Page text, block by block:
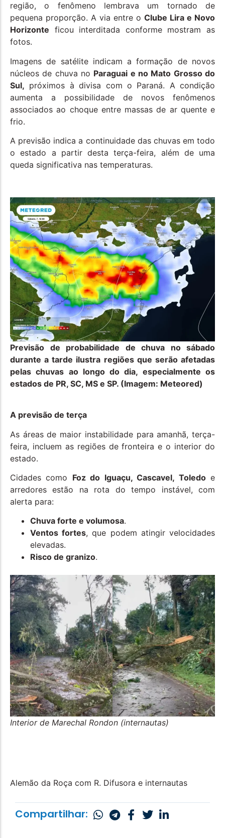
região, o fenômeno lembrava um tornado de
pequena proporção. A via entre o Clube Lira e Novo
Horizonte ficou interditada conforme mostram as
fotos.
Imagens de satélite indicam a formação de novos
núcleos de chuva no Paraguai e no Mato Grosso do
Sul, próximos à divisa com o Paraná. A condição
aumenta a possibilidade de novos fenômenos
associados ao choque entre massas de ar quente e
frio.
A previsão indica a continuidade das chuvas em todo
o estado a partir desta terça-feira, além de uma
queda significativa nas temperaturas.
Previsão de probabilidade de chuva no sábado
durante a tarde ilustra regiões que serão afetadas
pelas chuvas ao longo do dia, especialmente os
estados de PR, SC, MS e SP. (Imagem: Meteored)
A previsão de terça
As áreas de maior instabilidade para amanhã, terça-
feira, incluem as regiões de fronteira e o interior do
estado.
Cidades como Foz do Iguaçu, Cascavel, Toledoe
arredores estão na rota do tempo instável, com
alerta para:
Chuva forte e volumosa.
Ventos fortes, que podem atingir velocidades
elevadas.
Risco de granizo.
Interior de Marechal Rondon (internautas)
Alemão da Roça com R. Difusora e internautas
Compartilhar: